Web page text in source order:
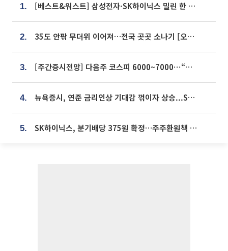
1. [베스트&워스트] 삼성전자·SK하이닉스 밀린 한 주…상상인증권은 85% 급등
2. 35도 안팎 무더위 이어져…전국 곳곳 소나기 [오늘 날씨]
3. [주간증시전망] 다음주 코스피 6000~7000⋯“外人 수급은 정책이 변수”
4. 뉴욕증시, 연준 금리인상 기대감 꺾이자 상승...S&P500 사상 최고치 [종합]
5. SK하이닉스, 분기배당 375원 확정…주주환원책 9월로 앞당겨 발표